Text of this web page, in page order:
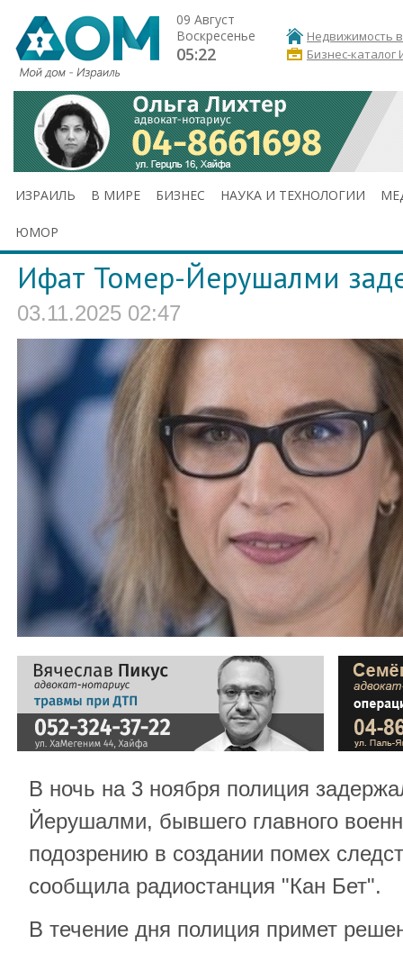
09 Август
Воскресенье
05:22
Недвижимость
Бизнес-каталог
ИЗРАИЛЬ В МИРЕ БИЗНЕС НАУКА И ТЕХНОЛОГИИ
ЮМОР
Ифат Томер-Йерушалми
03.11.2025 02:47
В ночь на 3 ноября полиция
Йерушалми, бывшего главного
подозрению в создании помех
сообщила радиостанция "Кан Бет".
В течение дня полиция примет